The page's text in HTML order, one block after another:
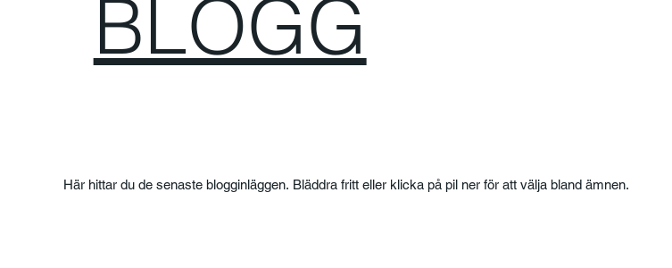
BLOGG
Här hittar du de senaste blogginläggen. Bläddra fritt eller klicka på pil ner för att välja bland ämnen.